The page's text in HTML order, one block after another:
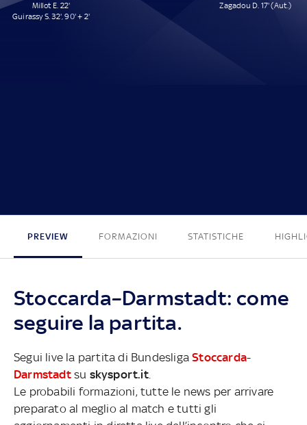
Millot E. 22'
Guirassy S. 32', 90' + 2'
Zagadou D. 17' (Aut.)
PREVIEW FORMAZIONI STATISTICHE
Stoccarda–Darmstadt: come
seguire la partita.
Segui live la partita di BundesligaStoccarda-
Darmstadtsu skysport.it.
Le probabili formazioni, tutte le news per arrivare
preparato al meglio al match e tutti gli